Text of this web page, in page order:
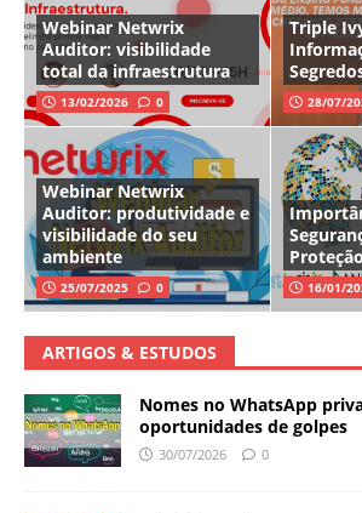
Webinar Netwrix
Auditor: visibilidade
total da infraestrutura
13/02/2026 0
Triple
28/07/
Webinar Netwrix
Auditor: produtividade e
visibilidade do seu
ambiente
25/07/2025 0 16/01/
ARTIGOS & ESTUDOS
Nomes no WhatsApp
oportunidades de golpes
30/07/2026 0